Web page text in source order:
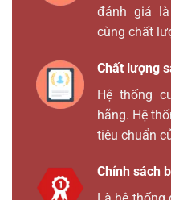
đánh giá
cùng chất
Chất lượng
Hệ thống
hãng. Hệ
tiêu chuẩn
Chính sách